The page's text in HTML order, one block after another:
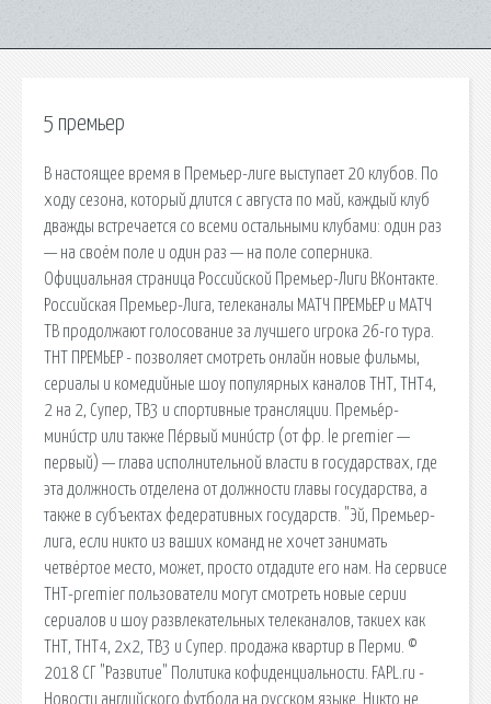
5 премьер
В настоящее время в Премьер-лиге выступает 20 клубов. По
ходу сезона, который длится с августа по май, каждый клуб
дважды встречается со всеми остальными клубами: один раз
— на своём поле и один раз — на поле соперника.
Официальная страница Российской Премьер-Лиги ВКонтакте.
Российская Премьер-Лига, телеканалы МАТЧ ПРЕМЬЕР и МАТЧ
ТВ продолжают голосование за лучшего игрока 26-го тура.
ТНТ ПРЕМЬЕР - позволяет смотреть онлайн новые фильмы,
сериалы и комедийные шоу популярных каналов ТНТ, ТНТ4,
2 на 2, Супер, ТВ3 и спортивные трансляции. Премье́р-
мини́стр или также Пéрвый мини́стр (от фр. le premier —
первый) — глава исполнительной власти в государствах, где
эта должность отделена от должности главы государства, а
также в субъектах федеративных государств. "Эй, Премьер-
лига, если никто из ваших команд не хочет занимать
четвёртое место, может, просто отдадите его нам. На сервисе
ТНТ-premier пользователи могут смотреть новые серии
сериалов и шоу развлекательных телеканалов, такиех как
ТНТ, ТНТ4, 2x2, ТВ3 и Супер. продажа квартир в Перми. ©
2018 СГ "Развитие" Политика кофиденциальности. FAPL.ru -
Новости английского футбола на русском языке. Никто не